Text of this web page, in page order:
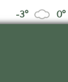
-3° 0°